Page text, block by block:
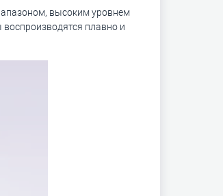
высоким уровнем
плавно и